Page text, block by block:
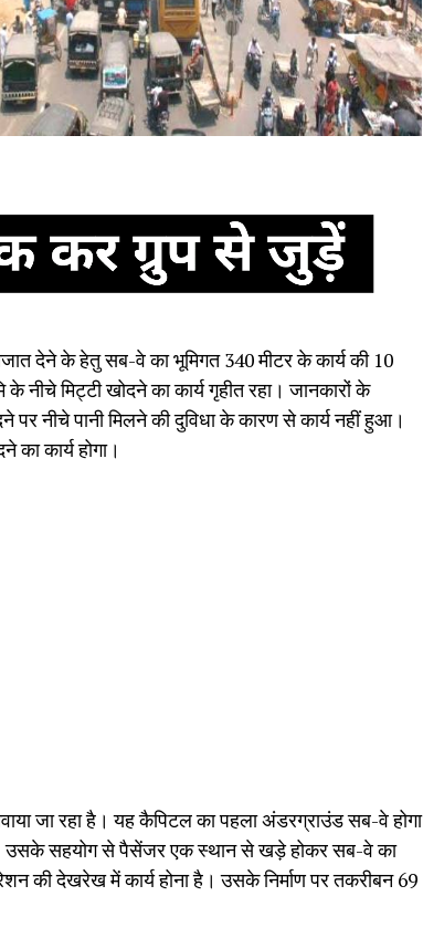
देने के हेतु सब-वे का भूमिगत 340 मीटर के कार्य की 10
नीचे मिट्टी खोदने का कार्य गृहीत रहा। जानकारों के
पर नीचे पानी मिलने की दुविधा के कारण से कार्य नहीं हुआ।
कार्य होगा।
जा रहा है। यह कैपिटल का पहला अंडरग्राउंड सब-वे होगा
उसके सहयोग से पैसेंजर एक स्थान से खड़े होकर सब-वे का
की देखरेख में कार्य होना है। उसके निर्माण पर तकरीबन 69